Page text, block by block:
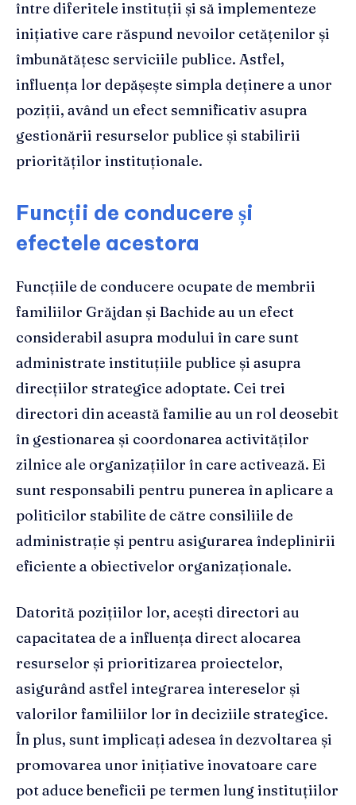
între diferitele instituții și să implementeze
inițiative care răspund nevoilor cetățenilor și
îmbunătățesc serviciile publice. Astfel,
influența lor depășește simpla deținere a unor
poziții, având un efect semnificativ asupra
gestionării resurselor publice și stabilirii
priorităților instituționale.
Funcții de conducere și
efectele acestora
Funcțiile de conducere ocupate de membrii
familiilor Grăjdan și Bachide au un efect
considerabil asupra modului în care sunt
administrate instituțiile publice și asupra
direcțiilor strategice adoptate. Cei trei
directori din această familie au un rol deosebit
în gestionarea și coordonarea activităților
zilnice ale organizațiilor în care activează. Ei
sunt responsabili pentru punerea în aplicare a
politicilor stabilite de către consiliile de
administrație și pentru asigurarea îndeplinirii
eficiente a obiectivelor organizaționale.
Datorită pozițiilor lor, acești directori au
capacitatea de a influența direct alocarea
resurselor și prioritizarea proiectelor,
asigurând astfel integrarea intereselor și
valorilor familiilor lor în deciziile strategice.
În plus, sunt implicați adesea în dezvoltarea și
promovarea unor inițiative inovatoare care
pot aduce beneficii pe termen lung instituțiilor